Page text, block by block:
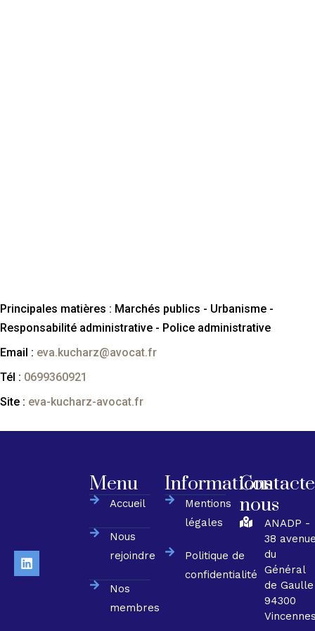
Principales matières : Marchés publics - Urbanisme -
Responsabilité administrative - Police administrative
Email : eva.kucharz@avocat.fr
Tél : 0699360921
Site : eva-kucharz-avocat.fr
Menu
Accueil
Nous
rejoindre
Nos
membres
Informations
Mentions
légales
Politique de
confidentialité
nous
ANADP -
38
du
Général
de Gaulle
94300